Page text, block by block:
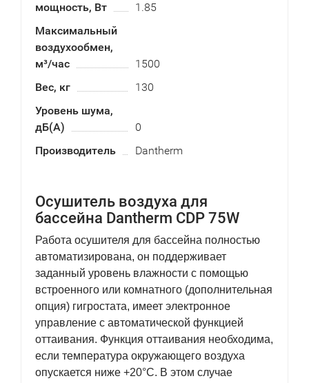
мощность, Вт
1.85
Максимальный
воздухообмен,
м³/час
1500
Вес, кг
130
Уровень шума,
дБ(А)
0
Производитель
Dantherm
Осушитель воздуха для
бассейна Dantherm CDP 75W
Работа осушителя для бассейна полностью
автоматизирована, он поддерживает
заданный уровень влажности с помощью
встроенного или комнатного (дополнительная
опция) гигростата, имеет электронное
управление с автоматической функцией
оттаивания. Функция оттаивания необходима,
если температура окружающего воздуха
опускается ниже +20°С. В этом случае